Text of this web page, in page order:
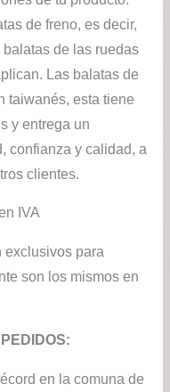
de freno, es decir,
de las ruedas
Las balatas de
taiwanés, esta tiene
y entrega un
confianza y calidad, a
clientes.
IVA
exclusivos para
son los mismos en
en la comuna de